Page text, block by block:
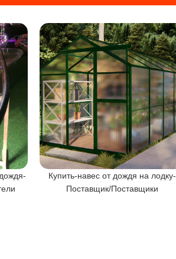
Купить-навес от дождя на лодку-
Поставщик/Поставщики